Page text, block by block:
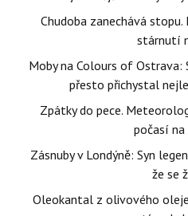
Chudoba zanechává
stárnutí
Moby na Colours of Ostrava:
přesto přichystal
Zpátky do pece.
počasí na
Zásnuby v Londýně: Syn
že se
Oleokantal z olivového